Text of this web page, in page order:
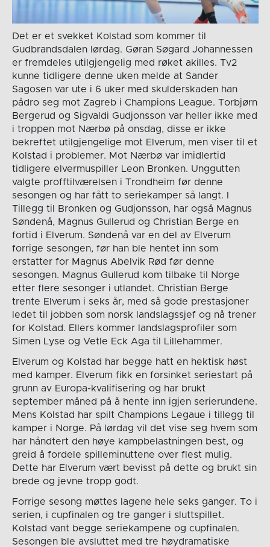
Det er et svekket Kolstad som kommer til
Gudbrandsdalen lørdag. Gøran Søgard Johannessen
er fremdeles utilgjengelig med røket akilles. Tv2
kunne tidligere denne uken melde at Sander
Sagosen var ute i 6 uker med skulderskaden han
pådro seg mot Zagreb i Champions League. Torbjørn
Bergerud og Sigvaldi Gudjonsson var heller ikke med
i troppen mot Nærbø på onsdag, disse er ikke
bekreftet utilgjengelige mot Elverum, men viser til et
Kolstad i problemer. Mot Nærbø var imidlertid
tidligere elvermuspiller Leon Bronken. Unggutten
valgte profftilværelsen i Trondheim før denne
sesongen og har fått to seriekamper så langt. I
Tillegg til Bronken og Gudjonsson, har også Magnus
Søndenå, Magnus Gullerud og Christian Berge en
fortid i Elverum. Søndenå var en del av Elverum
forrige sesongen, før han ble hentet inn som
erstatter for Magnus Abelvik Rød før denne
sesongen. Magnus Gullerud kom tilbake til Norge
etter flere sesonger i utlandet. Christian Berge
trente Elverum i seks år, med så gode prestasjoner
ledet til jobben som norsk landslagssjef og nå trener
for Kolstad. Ellers kommer landslagsprofiler som
Simen Lyse og Vetle Eck Aga til Lillehammer.
Elverum og Kolstad har begge hatt en hektisk høst
med kamper. Elverum fikk en forsinket seriestart på
grunn av Europa-kvalifisering og har brukt
september måned på å hente inn igjen serierundene.
Mens Kolstad har spilt Champions Legaue i tillegg til
kamper i Norge. På lørdag vil det vise seg hvem som
har håndtert den høye kampbelastningen best, og
greid å fordele spilleminuttene over flest mulig.
Dette har Elverum vært bevisst på dette og brukt sin
brede og jevne tropp godt.
Forrige sesong møttes lagene hele seks ganger. To i
serien, i cupfinalen og tre ganger i sluttspillet.
Kolstad vant begge seriekampene og cupfinalen.
Sesongen ble avsluttet med tre høydramatiske